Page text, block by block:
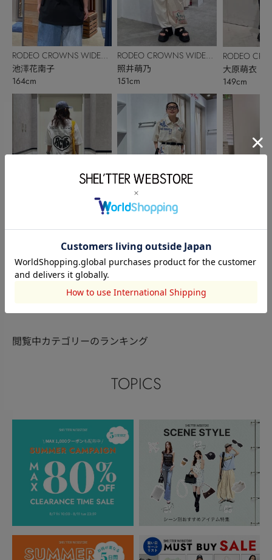
RODEO CROWNS WIDE
BOWL
池澤花南子
164cm
160cm
RODEO CROWNS WIDE
BOWL
照井萌乃
151cm
BOWL
照井萌乃
151cm
RODEO
BOWL
大原萌衣
149cm
157cm
このアイテムを見た人がチェックしている商品
閲覧中カテゴリーのランキング
TOPICS